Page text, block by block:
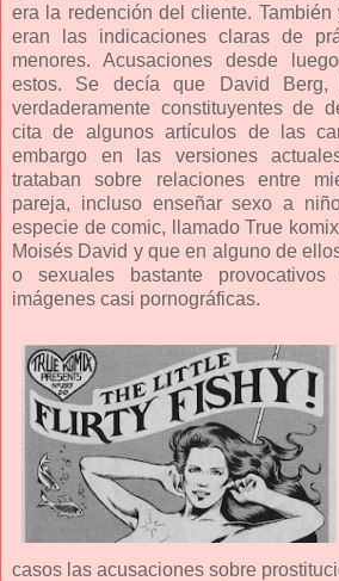
era la redención del cliente.
eran las indicaciones claras de
menores. Acusaciones desde
estos. Se decía que David Berg,
verdaderamente constituyentes de
cita de algunos artículos de las
embargo en las versiones
trataban sobre relaciones entre
pareja, incluso enseñar sexo a
especie de comic, llamado True
Moisés David y que en alguno de
o sexuales bastante
imágenes casi pornográficas.
casos las acusaciones sobre